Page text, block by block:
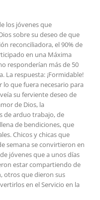
los jóvenes que
sobre su deseo de que
reconciliadora, el 90% de
en una Máxima
responderían más de 50
La respuesta: ¡Formidable!
lo que fuera necesario para
su ferviente deseo de
de Dios, la
de arduo trabajo, de
de bendiciones, que
Chicos y chicas que
semana se convirtieron en
jóvenes que a unos días
estar compartiendo de
otros que dieron sus
en el Servicio en la